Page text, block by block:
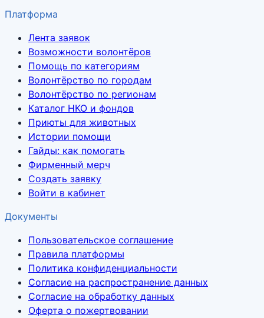
Платформа
Лента заявок
Возможности волонтёров
Помощь по категориям
Волонтёрство по городам
Волонтёрство по регионам
Каталог НКО и фондов
Приюты для животных
Истории помощи
Гайды: как помогать
Фирменный мерч
Создать заявку
Войти в кабинет
Документы
Пользовательское соглашение
Правила платформы
Политика конфиденциальности
Согласие на распространение данных
Согласие на обработку данных
Оферта о пожертвовании